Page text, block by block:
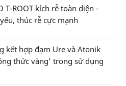
T-ROOT kích rễ toàn diện -
thúc rễ cực mạnh
kết hợp đạm Ure và Atonik
thức vàng' trong sử dụng